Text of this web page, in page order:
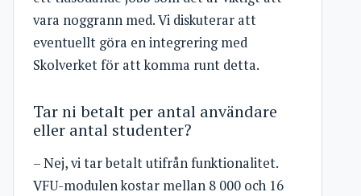
vara noggrann med. Vi diskuterar att
eventuellt göra en integrering med
Skolverket för att komma runt detta.
Tar ni betalt per antal användare
eller antal studenter?
– Nej, vi tar betalt utifrån funktionalitet.
VFU-modulen kostar mellan 8 000 och 16